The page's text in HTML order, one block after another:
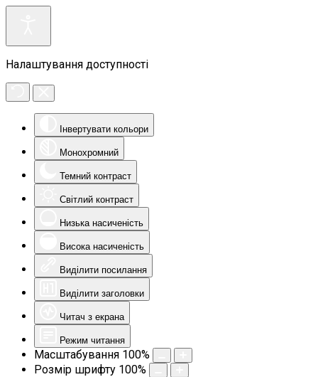
Налаштування доступності
Інвертувати кольори
Монохромний
Темний контраст
Світлий контраст
Низька насиченість
Висока насиченість
Виділити посилання
Виділити заголовки
Читач з екрана
Режим читання
Масштабування 100%
Розмір шрифту 100%